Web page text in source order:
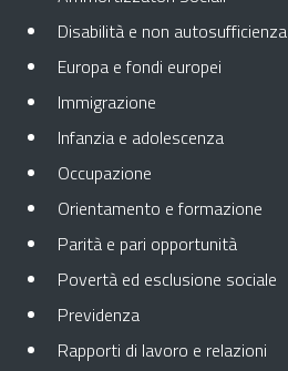
Disabilità e non autosufficienza
Europa e fondi europei
Immigrazione
Infanzia e adolescenza
Occupazione
Orientamento e formazione
Parità e pari opportunità
Povertà ed esclusione sociale
Previdenza
Rapporti di lavoro e relazioni